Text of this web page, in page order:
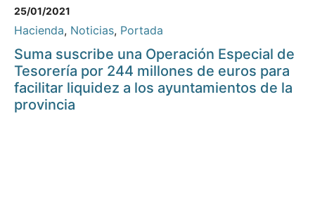
25/01/2021
Hacienda, Noticias, Portada
Suma suscribe una Operación Especial de
Tesorería por 244 millones de euros para
facilitar liquidez a los ayuntamientos de la
provincia